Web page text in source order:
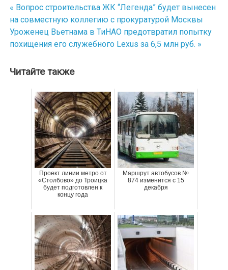
Навигация
по
записям
« Вопрос строительства ЖК “Легенда” будет вынесен
на совместную коллегию с прокуратурой Москвы
Уроженец Вьетнама в ТиНАО предотвратил попытку
похищения его служебного Lexus за 6,5 млн руб. »
Читайте также
Проект линии метро от
«Столбово» до Троицка
будет подготовлен к
концу года
Маршрут автобусов №
874 изменится с 15
декабря